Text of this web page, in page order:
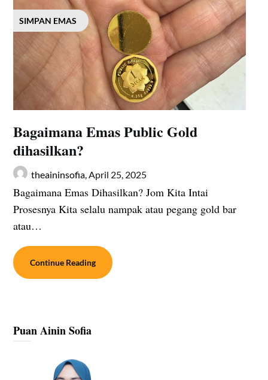
SIMPAN EMAS
Bagaimana Emas Public Gold
dihasilkan?
theaininsofia,April 25, 2025
Bagaimana Emas Dihasilkan? Jom Kita Intai
Prosesnya Kita selalu nampak atau pegang gold bar
atau…
Continue Reading
Puan Ainin Sofia